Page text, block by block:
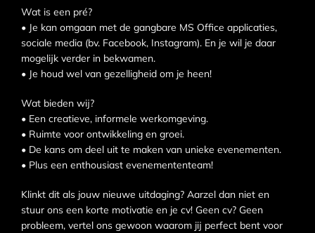
Wat is een pré?
• Je kan omgaan met de gangbare MS Office applicaties,
sociale media (bv. Facebook, Instagram). En je wil je daar
mogelijk verder in bekwamen.
• Je houd wel van gezelligheid om je heen!
Wat bieden wij?
• Een creatieve, informele werkomgeving.
• Ruimte voor ontwikkeling en groei.
• De kans om deel uit te maken van unieke evenementen.
• Plus een enthousiast evenemententeam!
Klinkt dit als jouw nieuwe uitdaging? Aarzel dan niet en
stuur ons een korte motivatie en je cv! Geen cv? Geen
probleem, vertel ons gewoon waarom jij perfect bent voor